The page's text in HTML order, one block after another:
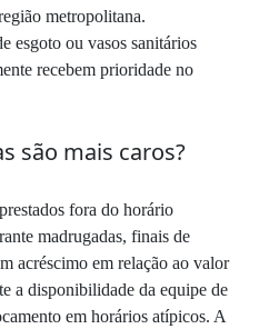
metropolitana.
esgoto ou vasos sanitários
recebem prioridade no
são mais caros?
fora do horário
madrugadas, finais de
acréscimo em relação ao valor
a disponibilidade da equipe de
em horários atípicos. A